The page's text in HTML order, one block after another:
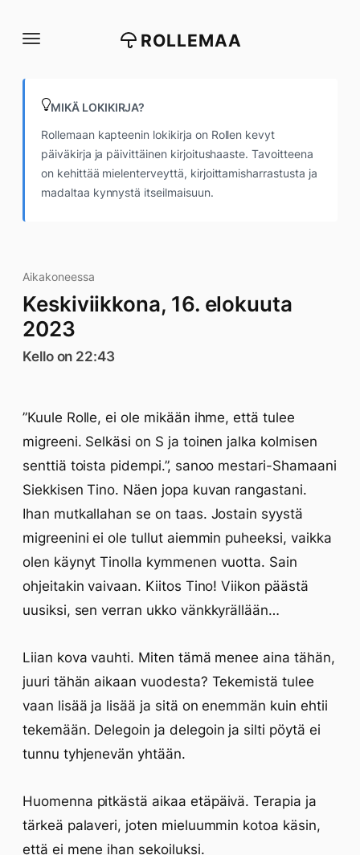
suoraan
ROLLEMAA
MIKÄ LOKIKIRJA?
Rollemaan kapteenin lokikirja on Rollen kevyt
päiväkirja ja päivittäinen kirjoitushaaste. Tavoitteena
on kehittää mielenterveyttä, kirjoittamisharrastusta ja
madaltaa kynnystä itseilmaisuun.
Aikakoneessa
Keskiviikkona, 16. elokuuta
2023
Kello on 22:43
”Kuule Rolle, ei ole mikään ihme, että tulee
migreeni. Selkäsi on S ja toinen jalka kolmisen
senttiä toista pidempi.”, sanoo mestari-Shamaani
Siekkisen Tino. Näen jopa kuvan rangastani.
Ihan mutkallahan se on taas. Jostain syystä
migreenini ei ole tullut aiemmin puheeksi, vaikka
olen käynyt Tinolla kymmenen vuotta. Sain
ohjeitakin vaivaan. Kiitos Tino! Viikon päästä
uusiksi, sen verran ukko vänkkyrällään…
Liian kova vauhti. Miten tämä menee aina tähän,
juuri tähän aikaan vuodesta? Tekemistä tulee
vaan lisää ja lisää ja sitä on enemmän kuin ehtii
tekemään. Delegoin ja delegoin ja silti pöytä ei
tunnu tyhjenevän yhtään.
Huomenna pitkästä aikaa etäpäivä. Terapia ja
tärkeä palaveri, joten mieluummin kotoa käsin,
että ei mene ihan sekoiluksi.